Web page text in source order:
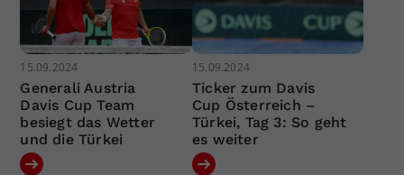
15.09.2024
Generali Austria
Davis Cup Team
besiegt das Wetter
und die Türkei
15.09.2024
Ticker zum Davis
Cup Österreich –
Türkei, Tag 3: So geht
es weiter